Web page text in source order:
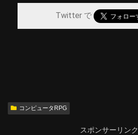
Twitter で
コンピュータRPG
スポンサーリンク